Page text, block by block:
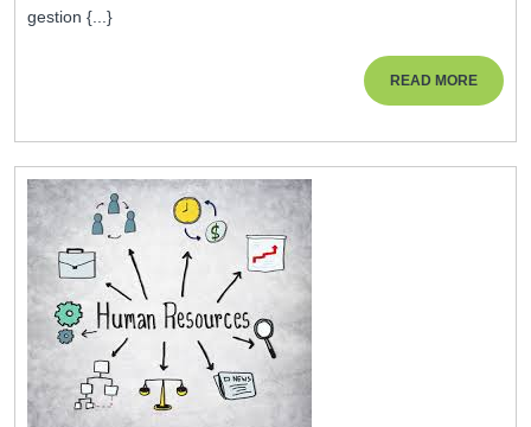
Temps
gestion {...}
READ MOREREAD
MORE